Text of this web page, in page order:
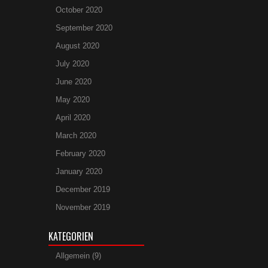
October 2020
September 2020
August 2020
July 2020
June 2020
May 2020
April 2020
March 2020
February 2020
January 2020
December 2019
November 2019
KATEGORIEN
Allgemein (9)